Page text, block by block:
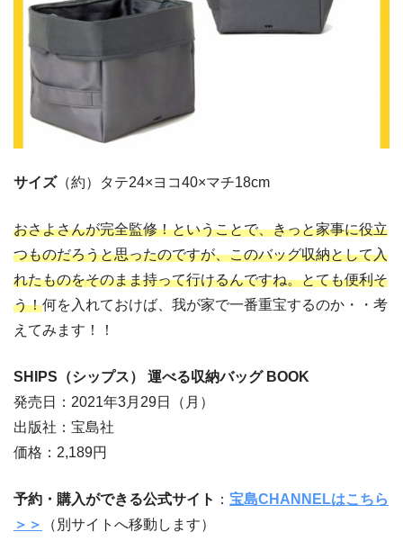
サイズ（約）タテ24×ヨコ40×マチ18cm
おさよさんが完全監修！ということで、きっと家事に役立
つものだろうと思ったのですが、このバッグ収納として入
れたものをそのまま持って行けるんですね。とても便利そ
う！何を入れておけば、我が家で一番重宝するのか・・考
えてみます！！
SHIPS（シップス） 運べる収納バッグ BOOK
発売日：2021年3月29日（月）
出版社：宝島社
価格：2,189円
予約・購入ができる公式サイト ： 宝島CHANNELはこちら
＞＞
（別サイトへ移動します）